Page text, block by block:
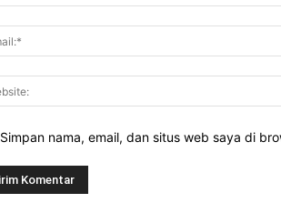
Simpan nama, email, dan situs web saya di